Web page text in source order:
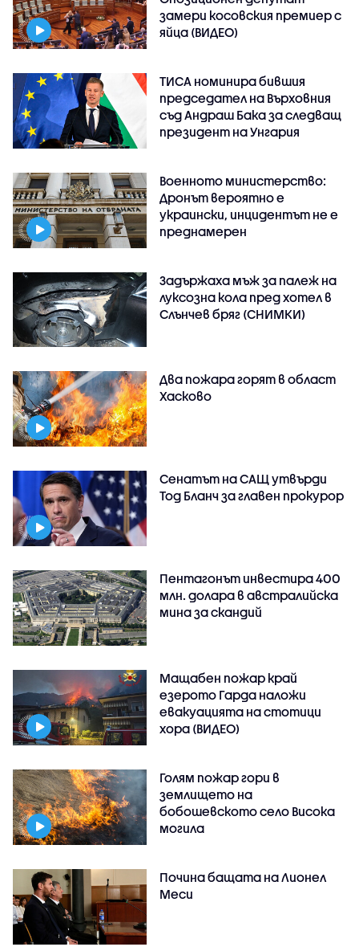
замери косовския премиер с
яйца (ВИДЕО)
ТИСА номинира бившия
председател на Върховния
съд Андраш Бака за следващ
президент на Унгария
Военното министерство:
Дронът вероятно е
украински, инцидентът не е
преднамерен
Задържаха мъж за палеж на
луксозна кола пред хотел в
Слънчев бряг (СНИМКИ)
Два пожара горят в област
Хасково
Сенатът на САЩ утвърди
Тод Бланч за главен прокурор
Пентагонът инвестира 400
млн. долара в австралийска
мина за скандий
Мащабен пожар край
езерото Гарда наложи
евакуацията на стотици
хора (ВИДЕО)
Голям пожар гори в
землището на
бобошевското село Висока
могила
Почина бащата на Лионел
Меси